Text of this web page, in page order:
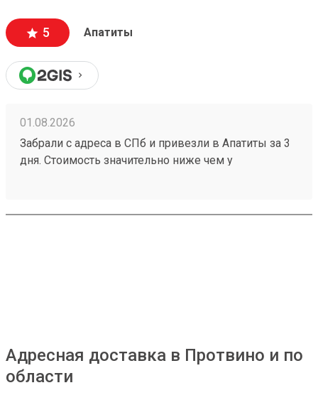
5 Апатиты
01.08.2026
Забрали с адреса в СПб и привезли в Апатиты за 3
дня. Стоимость значительно ниже чем у
компанией! Номер заказа 260691900.
Адресная доставка в Протвино и по
области